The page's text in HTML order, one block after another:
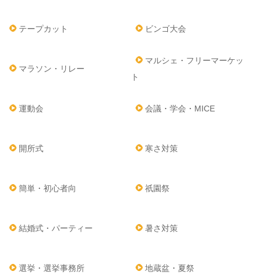
テープカット ビンゴ大会
マラソン・リレー
マルシェ・フリーマーケッ
ト
運動会 会議・学会・MICE
開所式 寒さ対策
簡単・初心者向 祇園祭
結婚式・パーティー 暑さ対策
選挙・選挙事務所 地蔵盆・夏祭